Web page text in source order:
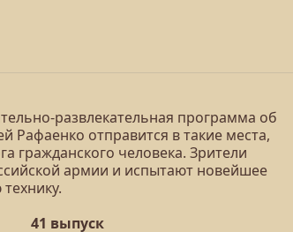
развлекательная программа об
Рафаенко отправится в такие места,
гражданского человека. Зрители
армии и испытают новейшее
41 выпуск